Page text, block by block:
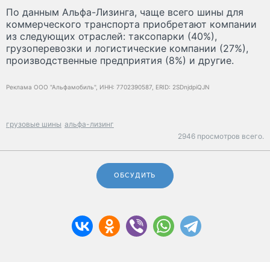
По данным Альфа-Лизинга, чаще всего шины для
коммерческого транспорта приобретают компании
из следующих отраслей: таксопарки (40%),
грузоперевозки и логистические компании (27%),
производственные предприятия (8%) и другие.
Реклама ООО "Альфамобиль", ИНН: 7702390587, ERID: 2SDnjdpiQJN
грузовые шины альфа-лизинг
2946 просмотров всего.
ОБСУДИТЬ